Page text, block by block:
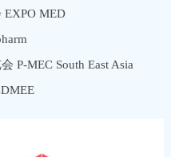
MED
P-MEC South East Asia